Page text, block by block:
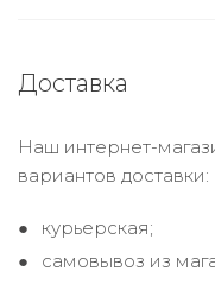
Доставка
Наш интернет-
вариантов доставки:
курьерская;
самовывоз из